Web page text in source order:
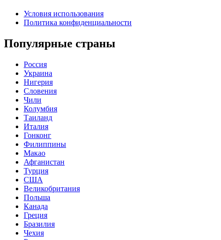
Условия использования
Политика конфиденциальности
Популярные страны
Россия
Украина
Нигерия
Словения
Чили
Колумбия
Таиланд
Италия
Гонконг
Филиппины
Макао
Афганистан
Турция
США
Великобритания
Польша
Канада
Греция
Бразилия
Чехия